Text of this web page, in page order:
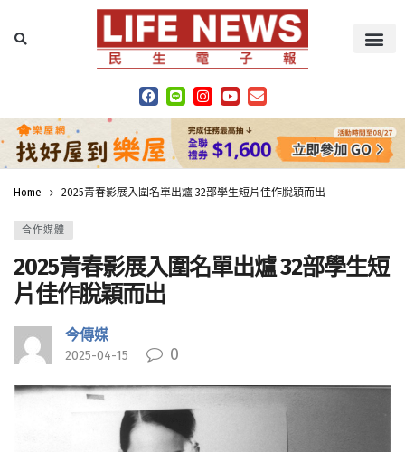
Home 2025青春影展入圍名單出爐 32部學生短片佳作脫穎而出
合作媒體
2025青春影展入圍名單出爐 32部學生短
片佳作脫穎而出
今傳媒
2025-04-15 0